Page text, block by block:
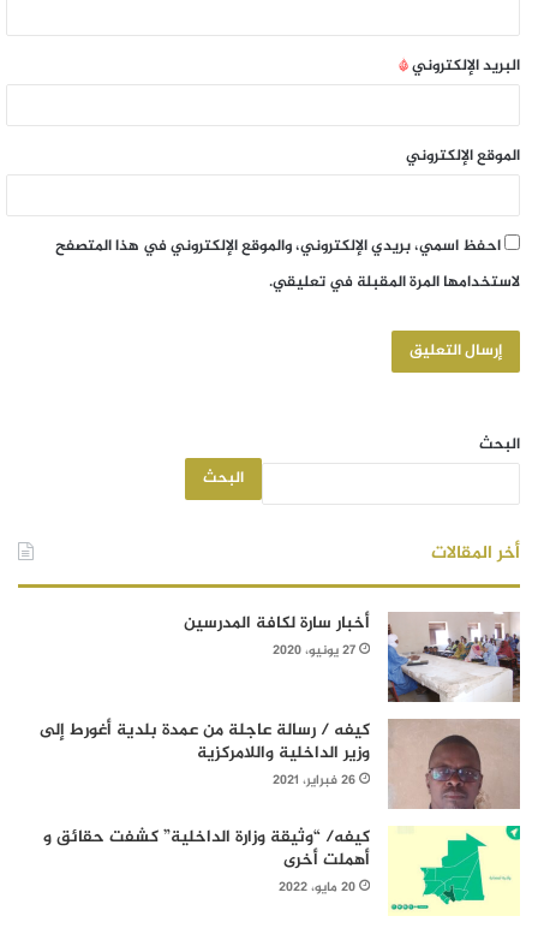
البريد الإلكتروني*
الموقع الإلكتروني
احفظ اسمي، بريدي الإلكتروني، والموقع الإلكتروني في هذا المتصفح
لاستخدامها المرة المقبلة في تعليقي.
البحث
البحث
أخر المقالات
أخبار سارة لكافة المدرسين
27 يونيو، 2020
كيفه / رسالة عاجلة من عمدة بلدية أغورط إلى
وزير الداخلية واللامركزية
26 فبراير، 2021
كيفه/ “وثيقة وزارة الداخلية” كشفت حقائق و
أهملت أخرى
20 مايو، 2022